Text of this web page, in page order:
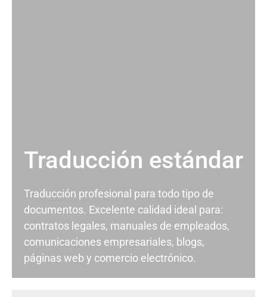
Traducción estándar
Traducción profesional para todo tipo de
documentos. Excelente calidad ideal para:
contratos legales, manuales de empleados,
comunicaciones empresariales, blogs,
páginas web y comercio electrónico.